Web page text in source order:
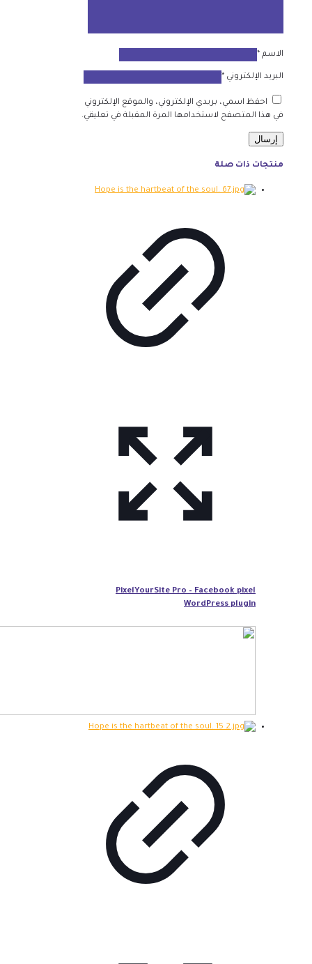
الاسم *
البريد الإلكتروني *
احفظ اسمي، بريدي الإلكتروني، والموقع الإلكتروني
في هذا المتصفح لاستخدامها المرة المقبلة في تعليقي.
منتجات ذات صلة
PixelYourSite Pro – Facebook pixel
WordPress plugin